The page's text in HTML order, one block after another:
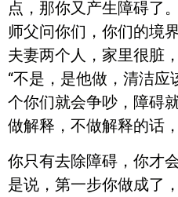
点，那你又产生障碍了
师父问你们，你们的境
夫妻两个人，家里很脏
“不是，是他做，清洁应
个你们就会争吵，障碍
做解释，不做解释的话
你只有去除障碍，你才
是说，第一步你做成了